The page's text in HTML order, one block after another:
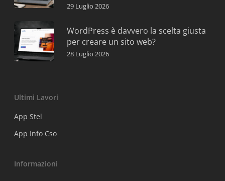
29 Luglio 2026
WordPress è davvero la scelta giusta
per creare un sito web?
28 Luglio 2026
Ultimi Lavori
App Stel
App Info Cso
Informazioni